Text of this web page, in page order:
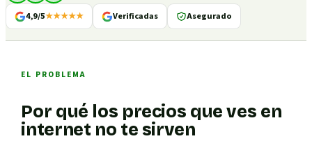
4,9/5★★★★★ Verificadas Asegurado
EL PROBLEMA
Por qué los precios que ves en
internet no te sirven